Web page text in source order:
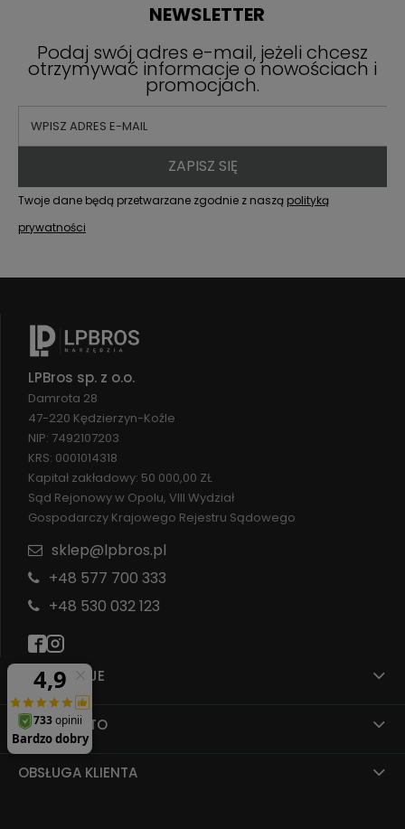
NEWSLETTER
Podaj swój adres e-mail, jeżeli chcesz
otrzymywać informacje o nowościach i
promocjach.
ZAPISZ SIĘ
Twoje dane będą przetwarzane zgodnie z naszą polityką
prywatności
INFORMACJE
MOJE KONTO
OBSŁUGA KLIENTA
LPBros sp. z o.o.
Damrota 28
47-220 Kędzierzyn-Koźle
NIP: 7492107203
KRS: 0001014318
Kapitał zakładowy: 50 000,00 ZŁ
Sąd Rejonowy w Opolu, VIII Wydział
Gospodarczy Krajowego Rejestru Sądowego
sklep@lpbros.pl
+48 577 700 333
+48 530 032 123